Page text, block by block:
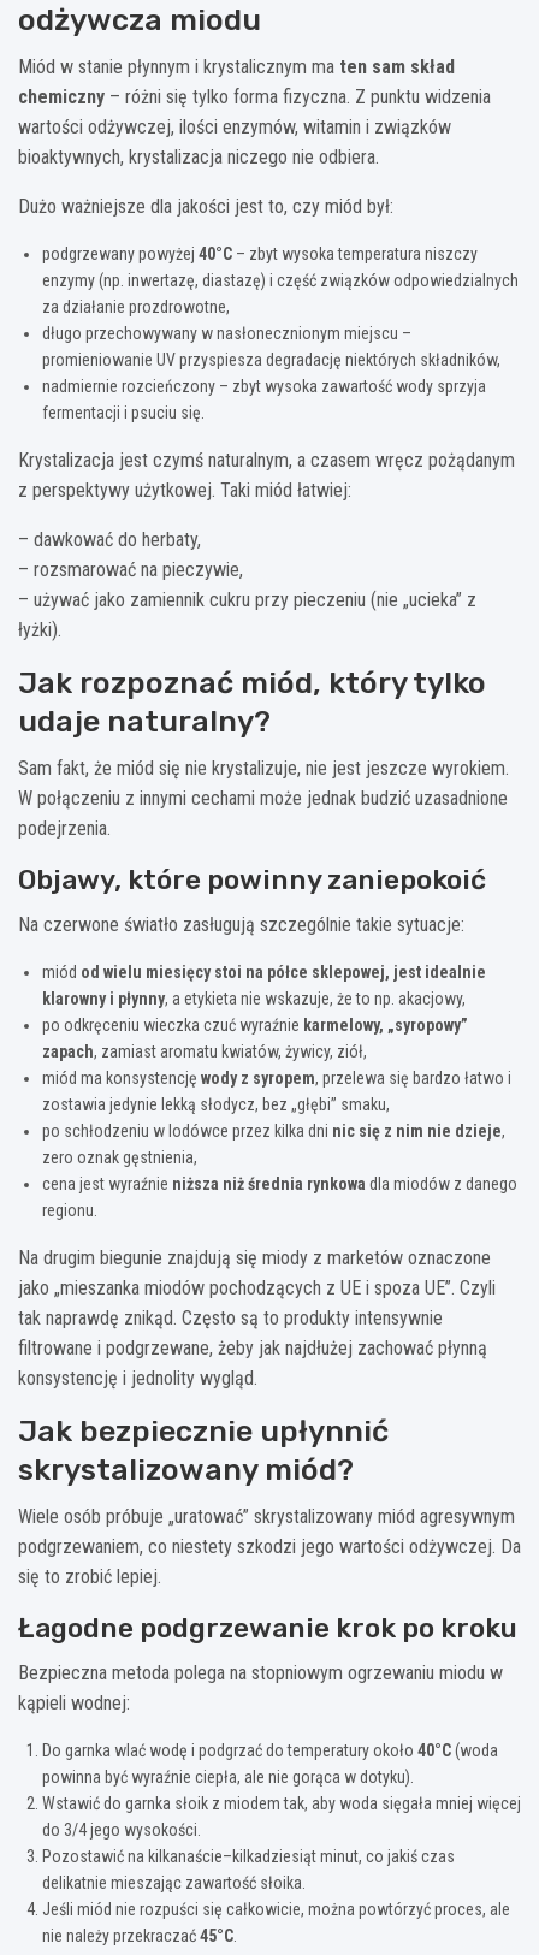
odżywcza miodu
Miód w stanie płynnym i krystalicznym ma ten sam skład
chemiczny – różni się tylko forma fizyczna. Z punktu widzenia
wartości odżywczej, ilości enzymów, witamin i związków
bioaktywnych, krystalizacja niczego nie odbiera.
Dużo ważniejsze dla jakości jest to, czy miód był:
podgrzewany powyżej 40°C – zbyt wysoka temperatura niszczy
enzymy (np. inwertazę, diastazę) i część związków odpowiedzialnych
za działanie prozdrowotne,
długo przechowywany w nasłonecznionym miejscu –
promieniowanie UV przyspiesza degradację niektórych składników,
nadmiernie rozcieńczony – zbyt wysoka zawartość wody sprzyja
fermentacji i psuciu się.
Krystalizacja jest czymś naturalnym, a czasem wręcz pożądanym
z perspektywy użytkowej. Taki miód łatwiej:
– dawkować do herbaty,
– rozsmarować na pieczywie,
– używać jako zamiennik cukru przy pieczeniu (nie „ucieka” z
łyżki).
Jak rozpoznać miód, który tylko
udaje naturalny?
Sam fakt, że miód się nie krystalizuje, nie jest jeszcze wyrokiem.
W połączeniu z innymi cechami może jednak budzić uzasadnione
podejrzenia.
Objawy, które powinny zaniepokoić
Na czerwone światło zasługują szczególnie takie sytuacje:
miód od wielu miesięcy stoi na półce sklepowej, jest idealnie
klarowny i płynny, a etykieta nie wskazuje, że to np. akacjowy,
po odkręceniu wieczka czuć wyraźnie karmelowy, „syropowy”
zapach, zamiast aromatu kwiatów, żywicy, ziół,
miód ma konsystencję wody z syropem, przelewa się bardzo łatwo i
zostawia jedynie lekką słodycz, bez „głębi” smaku,
po schłodzeniu w lodówce przez kilka dni nic się z nim nie dzieje,
zero oznak gęstnienia,
cena jest wyraźnie niższa niż średnia rynkowa dla miodów z danego
regionu.
Na drugim biegunie znajdują się miody z marketów oznaczone
jako „mieszanka miodów pochodzących z UE i spoza UE”. Czyli
tak naprawdę znikąd. Często są to produkty intensywnie
filtrowane i podgrzewane, żeby jak najdłużej zachować płynną
konsystencję i jednolity wygląd.
Jak bezpiecznie upłynnić
skrystalizowany miód?
Wiele osób próbuje „uratować” skrystalizowany miód agresywnym
podgrzewaniem, co niestety szkodzi jego wartości odżywczej. Da
się to zrobić lepiej.
Łagodne podgrzewanie krok po kroku
Bezpieczna metoda polega na stopniowym ogrzewaniu miodu w
kąpieli wodnej:
Do garnka wlać wodę i podgrzać do temperatury około 40°C(woda
powinna być wyraźnie ciepła, ale nie gorąca w dotyku).
Wstawić do garnka słoik z miodem tak, aby woda sięgała mniej więcej
do 3/4 jego wysokości.
Pozostawić na kilkanaście–kilkadziesiąt minut, co jakiś czas
delikatnie mieszając zawartość słoika.
Jeśli miód nie rozpuści się całkowicie, można powtórzyć proces, ale
nie należy przekraczać45°C